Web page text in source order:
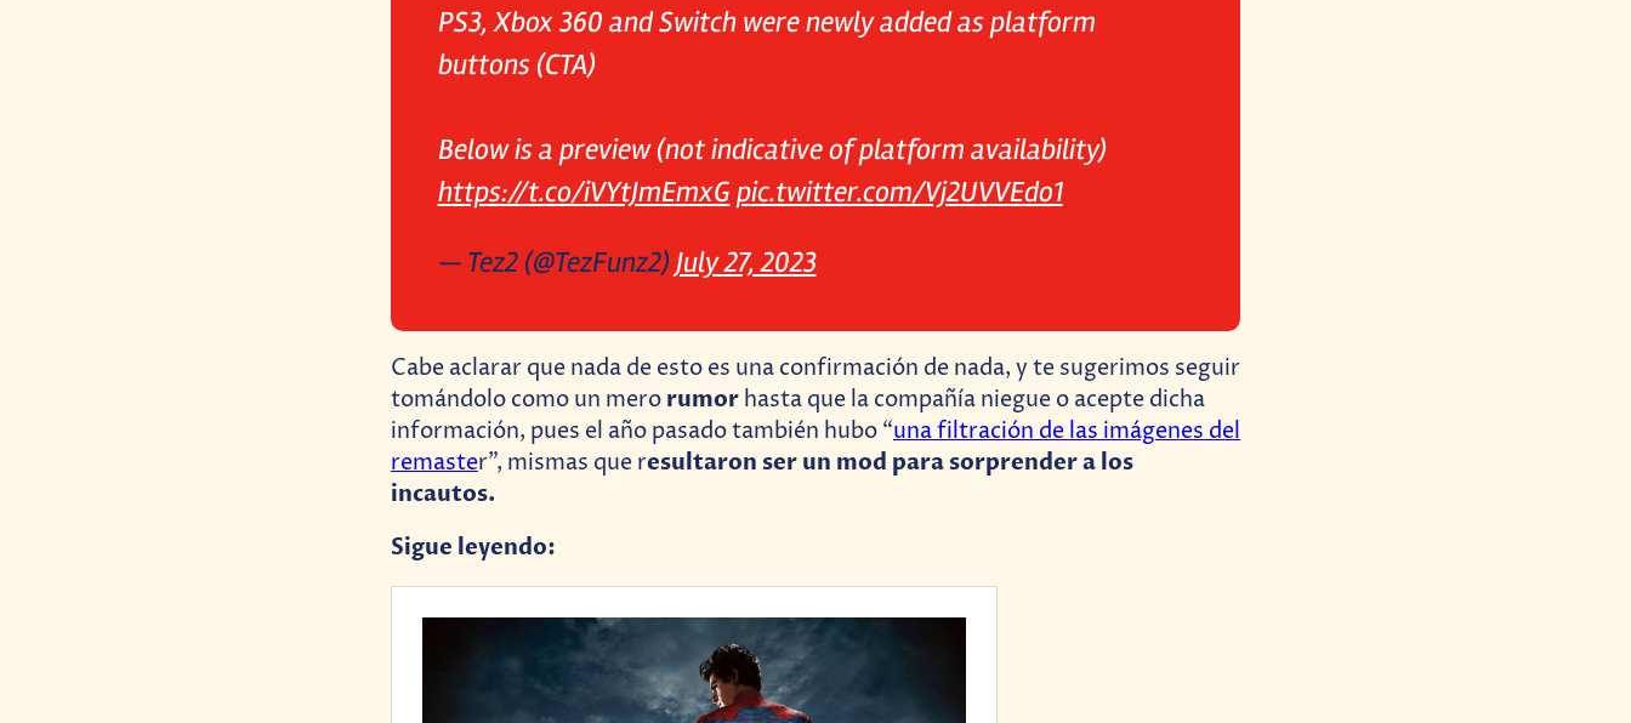
PS3, Xbox 360 and Switch were newly added as platform
buttons (CTA)
Below is a preview (not indicative of platform availability)
https://t.co/iVYtJmEmxG pic.twitter.com/Vj2UVVEdo1
— Tez2 (@TezFunz2) July 27, 2023
Cabe aclarar que nada de esto es una confirmación de nada, y te sugerimos seguir
tomándolo como un mero rumor hasta que la compañía niegue o acepte dicha
información, pues el año pasado también hubo “una filtración de las imágenes del
remaster”, mismas que resultaron ser un mod para sorprender a los
incautos.
Sigue leyendo: